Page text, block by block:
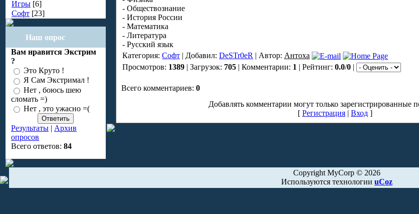
Игры [6]
Софт [23]
Наш опрос
Вам нравится Экстрим
?
Это Круто !
Я Сам Экстримал !
Нет , боюсь шею
сломать =)
Нет , это ужасно =(
Результаты | Архив
опросов
Всего ответов: 84
- Обществознание
- История России
- Математика
- Литература
- Русский язык
Категория: Софт | Добавил: DeSTr0eR | Автор: Антоха
Просмотров: 1389 | Загрузок: 705 | Комментарии: 1 | Рейтинг: 0.0/0 |
Всего комментариев: 0
Добавлять комментарии могут только зарегистрированные
[ Регистрация | Вход ]
Copyright MyCorp © 2026
Используются технологии uCoz